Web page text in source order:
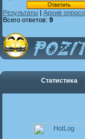
Результаты | Архив
Всего ответов: 9
Статистика